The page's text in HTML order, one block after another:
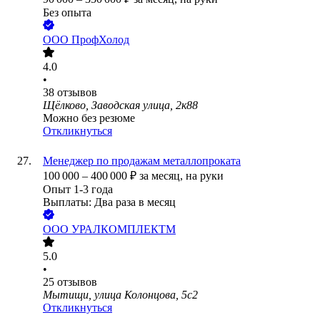
Без опыта
ООО ПрофХолод
4.0
•
38 отзывов
Щёлково, Заводская улица, 2к88
Можно без резюме
Откликнуться
Менеджер по продажам металлопроката
100 000 – 400 000 ₽ за месяц, на руки
Опыт 1-3 года
Выплаты: Два раза в месяц
ООО УРАЛКОМПЛЕКТМ
5.0
•
25 отзывов
Мытищи, улица Колонцова, 5с2
Откликнуться